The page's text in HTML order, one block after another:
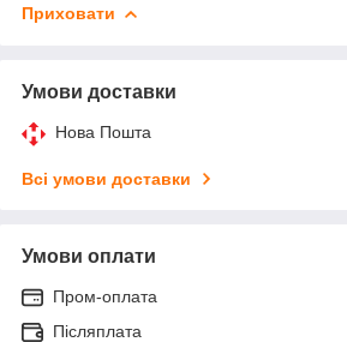
Приховати
Умови доставки
Нова Пошта
Всі умови доставки
Умови оплати
Пром-оплата
Післяплата